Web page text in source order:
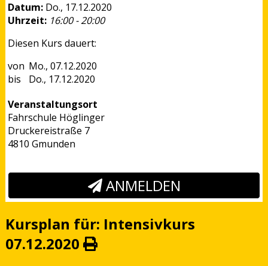
Datum: Do., 17.12.2020
Uhrzeit: 16:00 - 20:00
Diesen Kurs dauert:
Mo., 07.12.2020
Do., 17.12.2020
Veranstaltungsort
Fahrschule Höglinger
Druckereistraße 7
4810 Gmunden
ANMELDEN
Kursplan für: Intensivkurs
07.12.2020